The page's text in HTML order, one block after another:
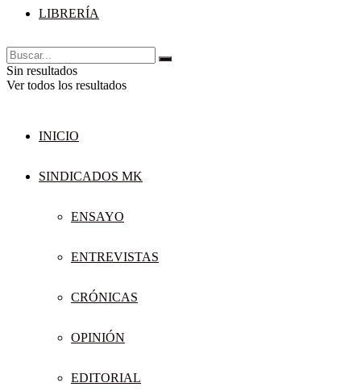
LIBRERÍA
Sin resultados
Ver todos los resultados
INICIO
SINDICADOS MK
ENSAYO
ENTREVISTAS
CRÓNICAS
OPINIÓN
EDITORIAL